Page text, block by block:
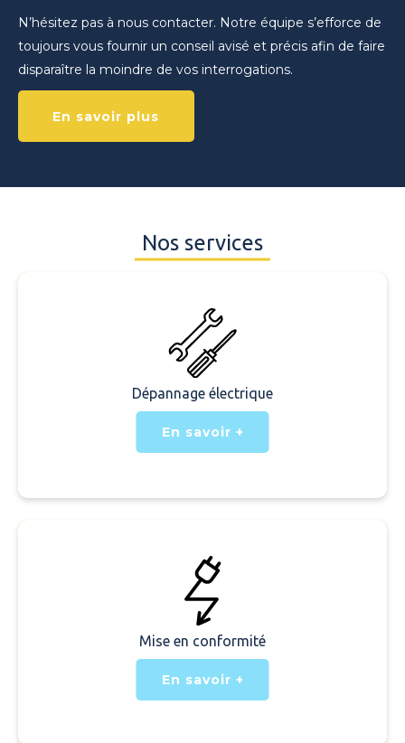
N’hésitez pas à nous contacter. Notre équipe s’efforce de
toujours vous fournir un conseil avisé et précis afin de faire
disparaître la moindre de vos interrogations.
En savoir plus
Nos services
Dépannage électrique
En savoir +
Mise en conformité
En savoir +